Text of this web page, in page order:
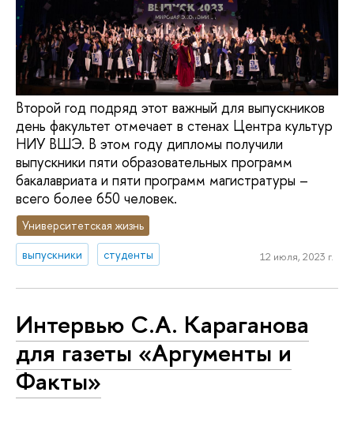
Второй год подряд этот важный для выпускников
день факультет отмечает в стенах Центра культур
НИУ ВШЭ. В этом году дипломы получили
выпускники пяти образовательных программ
бакалавриата и пяти программ магистратуры –
всего более 650 человек.
Университетская жизнь
выпускники
студенты 12 июля, 2023 г.
Интервью С.А. Караганова
для газеты «Аргументы и
Факты»